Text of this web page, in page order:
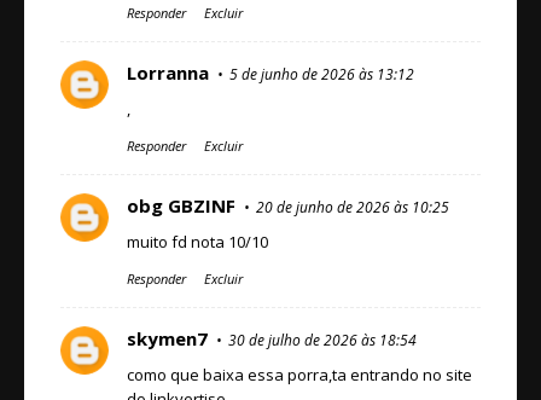
Responder Excluir
Lorranna 5 de junho de 2026 às 13:12
,
Responder Excluir
obg GBZINF 20 de junho de 2026 às 10:25
muito fd nota 10/10
Responder Excluir
skymen7 30 de julho de 2026 às 18:54
como que baixa essa porra,ta entrando no site